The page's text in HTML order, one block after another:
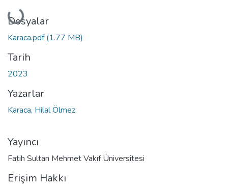
Yükleniyor...
Dosyalar
Karaca.pdf(1.77 MB)
Tarih
2023
Yazarlar
Karaca, Hilal Ölmez
Yayıncı
Fatih Sultan Mehmet Vakıf Üniversitesi
Erişim Hakkı